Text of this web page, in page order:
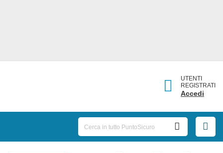
UTENTI
REGISTRATI
Accedi